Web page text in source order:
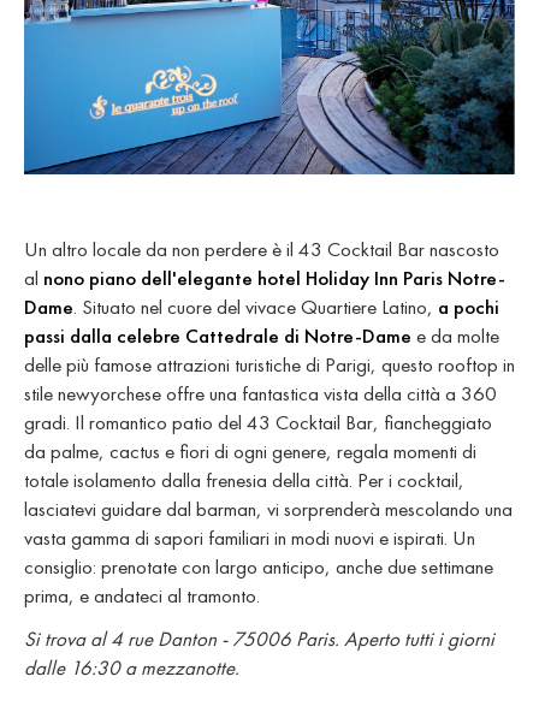
Un altro locale da non perdere è il 43 Cocktail Bar nascosto
al nono piano dell'elegante hotel Holiday Inn Paris Notre-
Dame. Situato nel cuore del vivace Quartiere Latino, a pochi
passi dalla celebre Cattedrale di Notre-Dame e da molte
delle più famose attrazioni turistiche di Parigi, questo rooftop in
stile newyorchese offre una fantastica vista della città a 360
gradi. Il romantico patio del 43 Cocktail Bar, fiancheggiato
da palme, cactus e fiori di ogni genere, regala momenti di
totale isolamento dalla frenesia della città. Per i cocktail,
lasciatevi guidare dal barman, vi sorprenderà mescolando una
vasta gamma di sapori familiari in modi nuovi e ispirati. Un
consiglio: prenotate con largo anticipo, anche due settimane
prima, e andateci al tramonto.
Si trova al 4 rue Danton - 75006 Paris. Aperto tutti i giorni
dalle 16:30 a mezzanotte.